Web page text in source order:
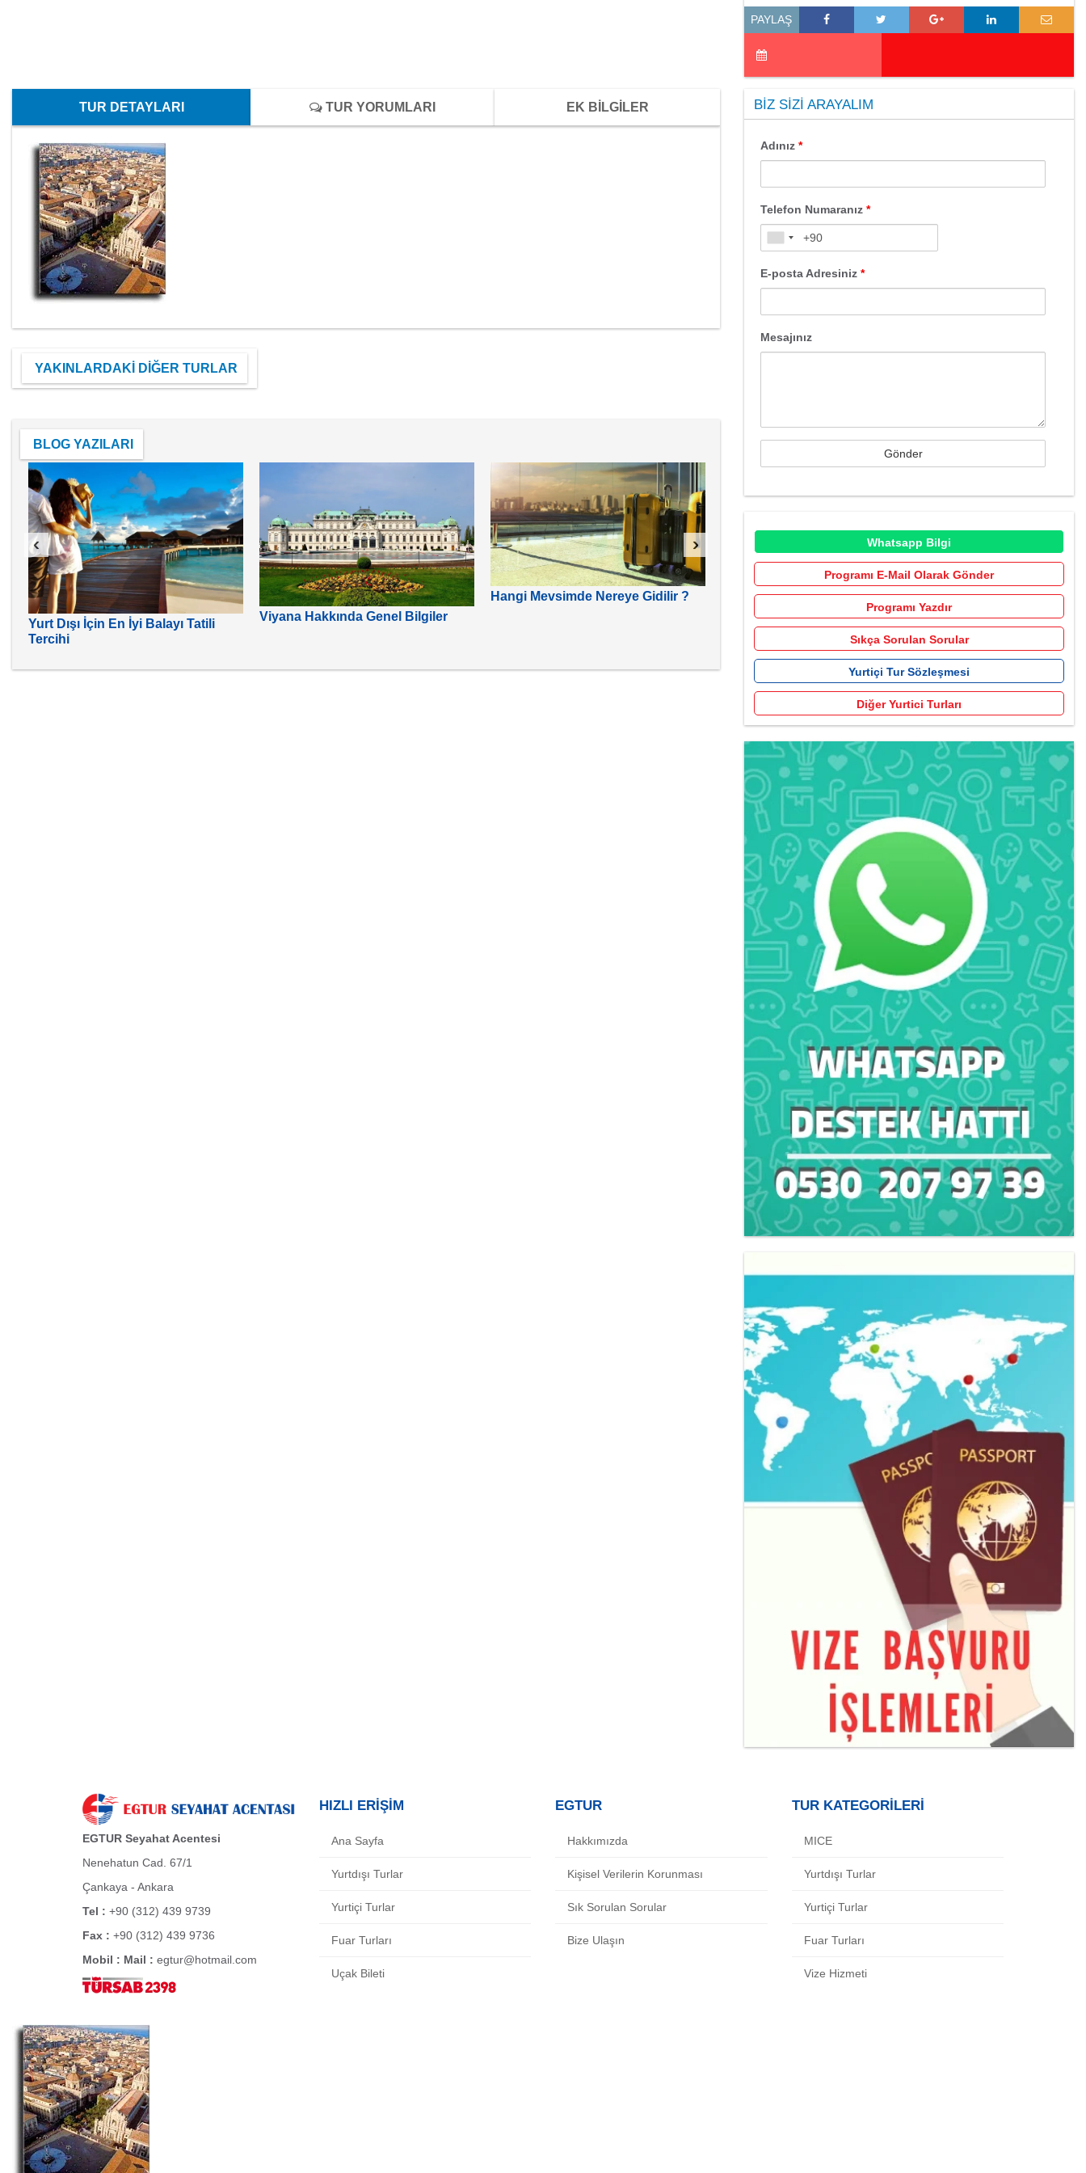
PAYLAŞ
TUR DETAYLARI TUR YORUMLARI EK BİLGİLER
YAKINLARDAKİ DİĞER TURLAR
BLOG YAZILARI
Yurt Dışı İçin En İyi Balayı Tatili
Tercihi
Viyana Hakkında Genel Bilgiler
Hangi Mevsimde Nereye Gidilir ?
‹ ›
BIZ SIZI ARAYALIM
Adınız *
Telefon Numaranız *
E-posta Adresiniz *
Mesajınız
Whatsapp Bilgi
Programı E-Mail Olarak Gönder
Programı Yazdır
Sıkça Sorulan Sorular
Yurtiçi Tur Sözleşmesi
Diğer Yurtici Turları
EGTUR Seyahat Acentesi
Nenehatun Cad. 67/1
Çankaya - Ankara
Tel : +90 (312) 439 9739
Fax : +90 (312) 439 9736
Mobil : Mail : egtur@hotmail.com
HIZLI ERİŞİM
Ana Sayfa
Yurtdışı Turlar
Yurtiçi Turlar
Fuar Turları
Uçak Bileti
EGTUR
Hakkımızda
Kişisel Verilerin Korunması
Sık Sorulan Sorular
Bize Ulaşın
TUR KATEGORİLERİ
MICE
Yurtdışı Turlar
Yurtiçi Turlar
Fuar Turları
Vize Hizmeti